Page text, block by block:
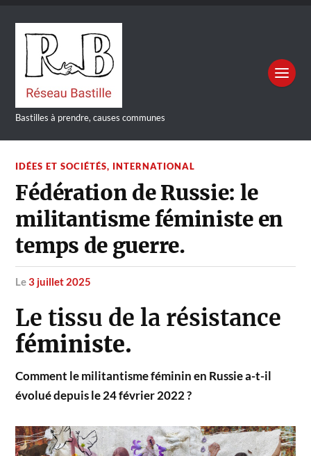
Bastilles à prendre, causes communes
IDÉES ET SOCIÉTÉS, INTERNATIONAL
Fédération de Russie: le
militantisme féministe en
temps de guerre.
le3 juillet 2025
Le tissu de la résistance
féministe.
Comment le militantisme féminin en Russie a-t-il
évolué depuis le 24 février 2022 ?